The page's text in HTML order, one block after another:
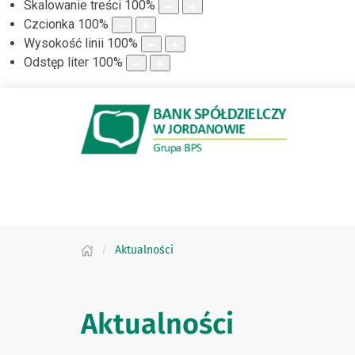
Skalowanie treści 100%
Czcionka 100%
Wysokość linii 100%
Odstęp liter 100%
Aktualności
Aktualności